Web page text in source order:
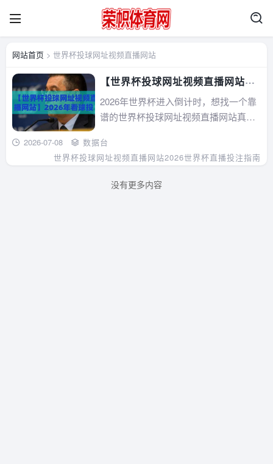
网站首页 > 世界杯投球网址视频直播网站
【世界杯投球网址视频直播网站】
2026年看球投球全攻略，手把手教
你避开雷区
2026年世界杯进入倒计时，想找一个靠
谱的世界杯投球网址视频直播网站真的
如何避开钓鱼站、灰色插件和虚假宣
传，从服务器稳定性、出金速度、法律
费高清+投球的野路子方案，以及新手常
2026-07-08
数据台
世界杯投球网址视频直播网站2026世界杯直播投注指南
没有更多内容